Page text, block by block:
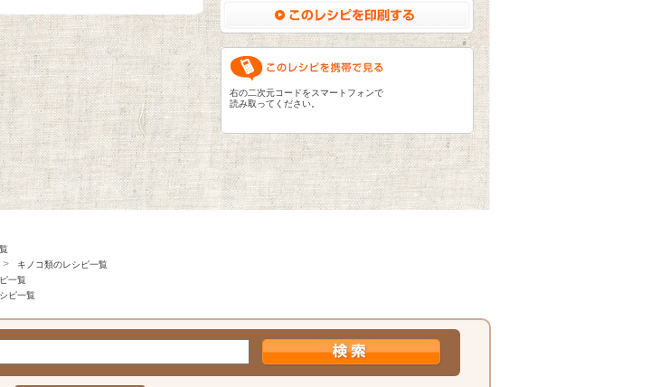
右の二次元コードをスマートフォンで
読み取ってください。
キノコ類のレシピ一覧
一覧
ピ一覧